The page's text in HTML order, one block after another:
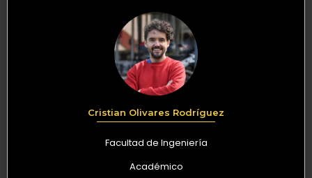
Cristian Olivares Rodríguez
Facultad de Ingeniería
Académico